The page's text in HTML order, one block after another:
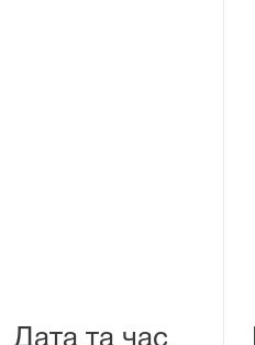
Дата та час